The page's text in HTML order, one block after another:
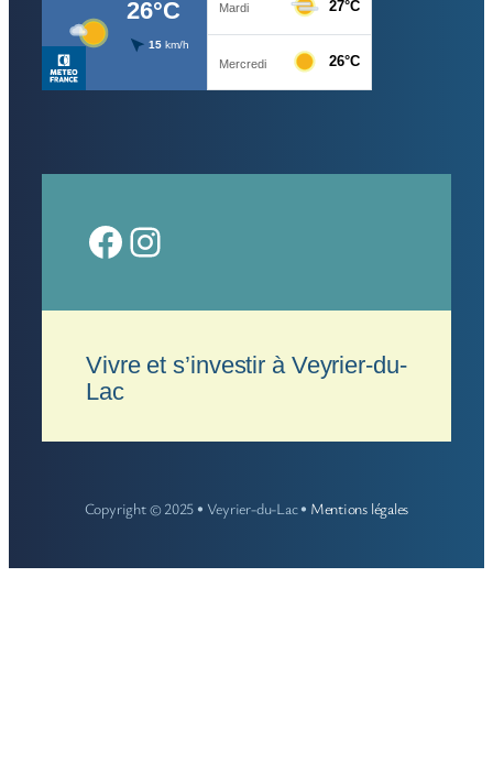
Facebook Instagram
Vivre et s’investir à Veyrier-du-
Lac
Copyright © 2025 • Veyrier-du-Lac • Mentions légales